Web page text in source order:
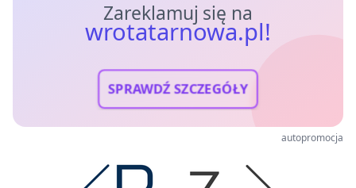
Zareklamuj się na
wrotatarnowa.pl!
SPRAWDŹ SZCZEGÓŁY
autopromocja